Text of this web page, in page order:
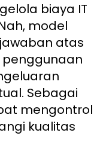
biaya IT
model
atas
Sebagai
mengontrol
kualitas